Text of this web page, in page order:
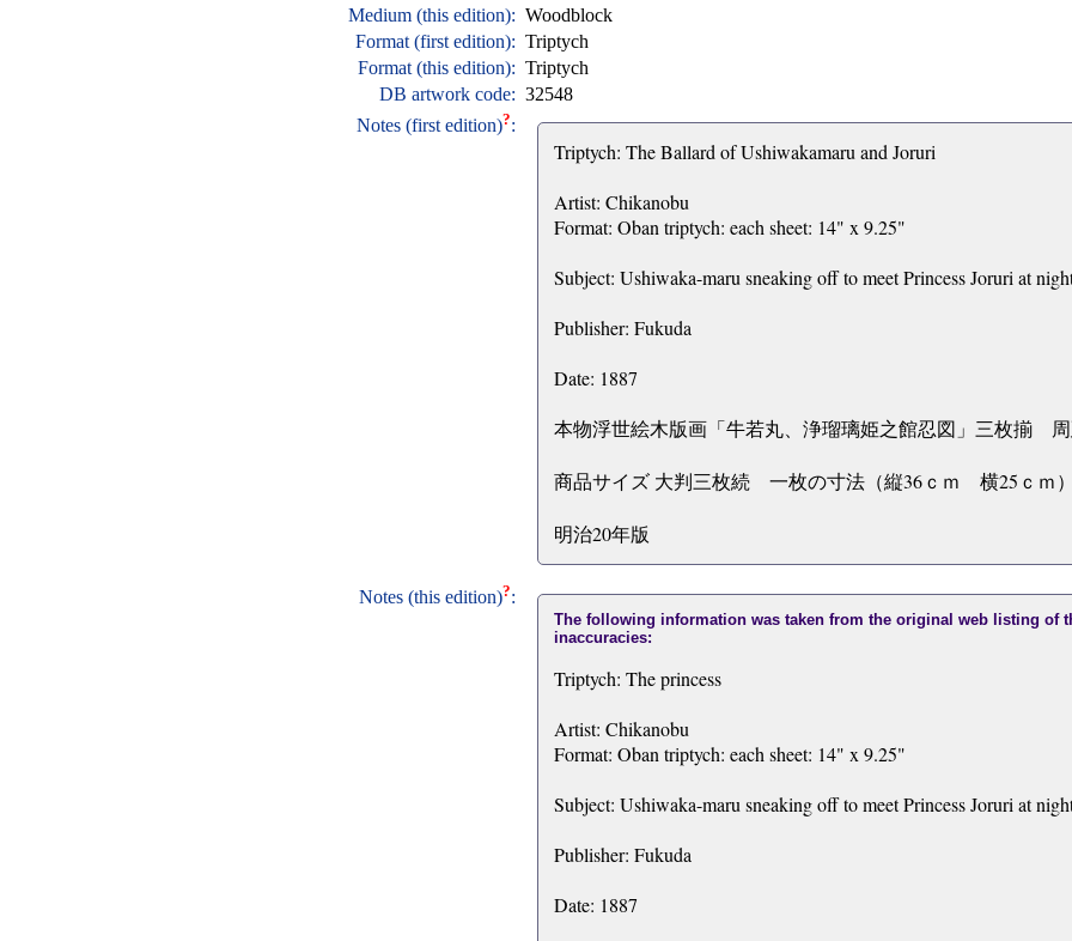
Medium (this edition): Woodblock
Format (first edition): Triptych
Format (this edition): Triptych
DB artwork code: 32548
Notes (first edition)?:
Triptych: The Ballard of Ushiwakamaru and Joruri
Artist: Chikanobu
Format: Oban triptych: each sheet: 14" x 9.25"
Subject: Ushiwaka-maru sneaking off to meet Princess Joruri at
Publisher: Fukuda
Date: 1887
本物浮世絵木版画「牛若丸、浄瑠璃姫之館忍図」三枚揃
商品サイズ 大判三枚続 一枚の寸法（縦36ｃｍ 横25ｃｍ
明治20年版
Notes (this edition)?:
The following information was taken from the original web listing of
inaccuracies:
Triptych: The princess
Artist: Chikanobu
Format: Oban triptych: each sheet: 14" x 9.25"
Subject: Ushiwaka-maru sneaking off to meet Princess Joruri at
Publisher: Fukuda
Date: 1887